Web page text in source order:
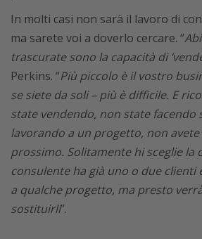
In molti casi non sarà il lavoro di
ma sarete voi a doverlo cercare. “
trascurate sono la capacità di
Perkins. “Più piccolo è il vostro
se siete da soli – più è difficile. E
state vendendo, non state facendo
lavorando a un progetto, non
prossimo. Solitamente hi sceglie la
consulente ha già uno o due clienti
a qualche progetto, ma presto
sostituirli”.